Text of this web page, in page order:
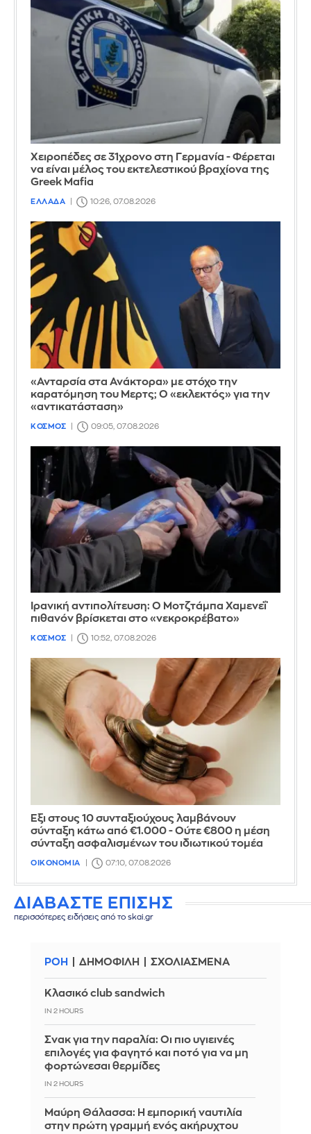
Χειροπέδες σε 31χρονο στη Γερμανία - Φέρεται
να είναι μέλος του εκτελεστικού βραχίονα της
Greek Mafia
ΕΛΛΑΔΑ 10:26, 07.08.2026
«Ανταρσία στα Ανάκτορα» με στόχο την
καρατόμηση του Μερτς; Ο «εκλεκτός» για την
«αντικατάσταση»
ΚΟΣΜΟΣ 09:05, 07.08.2026
Ιρανική αντιπολίτευση: Ο Μοτζτάμπα Χαμενεΐ
πιθανόν βρίσκεται στο «νεκροκρέβατο»
ΚΟΣΜΟΣ 10:52, 07.08.2026
Έξι στους 10 συνταξιούχους λαμβάνουν
σύνταξη κάτω από €1.000 - Ούτε €800 η μέση
σύνταξη ασφαλισμένων του ιδιωτικού τομέα
ΟΙΚΟΝΟΜΙΑ 07:10, 07.08.2026
ΔΙΑΒΑΣΤΕ ΕΠΙΣΗΣ
περισσότερες ειδήσεις από το skai.gr
ΡΟΗ ΔΗΜΟΦΙΛΗ ΣΧΟΛΙΑΣΜΕΝΑ
Κλασικό club sandwich
IN 2 HOURS
Σνακ για την παραλία: Οι πιο υγιεινές
επιλογές για φαγητό και ποτό για να μη
φορτώνεσαι θερμίδες
IN 2 HOURS
Μαύρη Θάλασσα: Η εμπορική ναυτιλία
στην πρώτη γραμμή ενός ακήρυχτου